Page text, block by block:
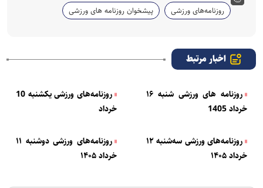
روزنامه‌های ورزشی
پیشخوان روزنامه های ورزشی
اخبار مرتبط
روزنامه های ورزشی شنبه ۱۶
خرداد 1405
روزنامه‌های ورزشی یکشنبه 10
خرداد
روزنامه‌های ورزشی سه‌شنبه ۱۲
خرداد ۱۴۰۵
روزنامه‌های ورزشی دوشنبه ۱۱
خرداد ۱۴۰۵